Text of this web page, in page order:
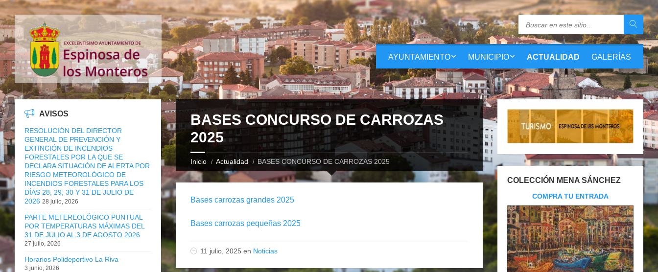
AYUNTAMIENTO MUNICIPIO ACTUALIDAD GALERÍAS
BASES CONCURSO DE CARROZAS
2025
Inicio Actualidad BASES CONCURSO DE CARROZAS 2025
Bases carrozas grandes 2025
Bases carrozas pequeñas 2025
11 julio, 2025 en Noticias
AVISOS
RESOLUCIÓN DEL DIRECTOR
GENERAL DE PREVENCIÓN Y
EXTINCIÓN DE INCENDIOS
FORESTALES POR LA QUE SE
DECLARA SITUACIÓN DE ALERTA POR
RIESGO METEOROLÓGICO DE
INCENDIOS FORESTALES PARA LOS
DÍAS 28, 29, 30 Y 31 DE JULIO DE
2026 28 julio, 2026
PARTE METEREOLÓGICO PUNTUAL
POR TEMPERATURAS MÁXIMAS DEL
31 DE JULIO AL 3 DE AGOSTO 2026
27 julio, 2026
Horarios Polideportivo La Riva
3 junio, 2026
COLECCIÓN MENA SÁNCHEZ
COMPRA TU ENTRADA